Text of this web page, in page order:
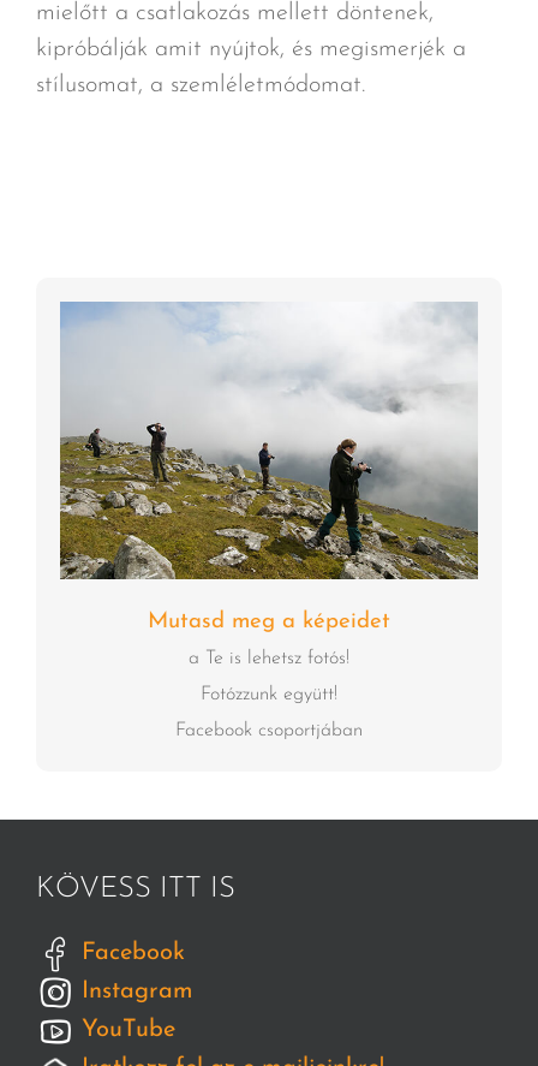
mielőtt a csatlakozás mellett döntenek,
kipróbálják amit nyújtok, és megismerjék a
stílusomat, a szemléletmódomat.
Mutasd meg a képeidet
a Te is lehetsz fotós!
Fotózzunk együtt!
Facebook csoportjában
KÖVESS ITT IS
Facebook
Instagram
YouTube